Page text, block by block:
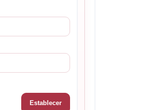
Establecer